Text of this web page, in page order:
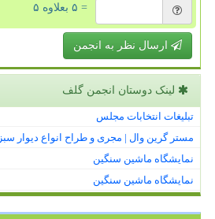
= ۵ بعلاوه ۵
ارسال نظر به انجمن
لینک دوستان انجمن گلف
تبلیغات انتخابات مجلس
مستر گرین وال | مجری و طراح انواع دیوار سبز
نمایشگاه ماشین سنگین
نمایشگاه ماشین سنگین